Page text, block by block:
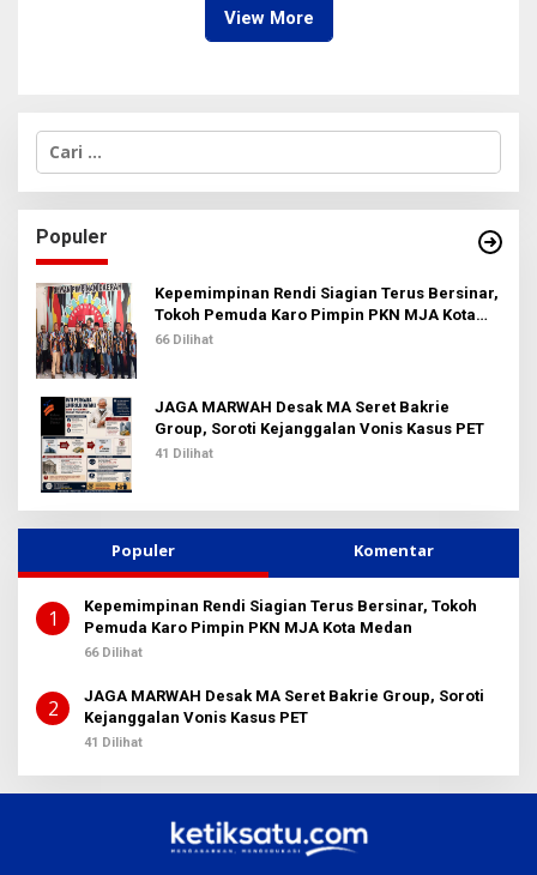
View More
C
i
u
n
t
u
k
:
Populer
Kepemimpinan Rendi Siagian Terus Bersinar,
Tokoh Pemuda Karo Pimpin PKN MJA Kota
Medan
66 Dilihat
JAGA MARWAH Desak MA Seret Bakrie
Group, Soroti Kejanggalan Vonis Kasus PET
41 Dilihat
Populer Komentar
1
Kepemimpinan Rendi Siagian Terus Bersinar, Tokoh
Pemuda Karo Pimpin PKN MJA Kota Medan
66 Dilihat
2
JAGA MARWAH Desak MA Seret Bakrie Group, Soroti
Kejanggalan Vonis Kasus PET
41 Dilihat